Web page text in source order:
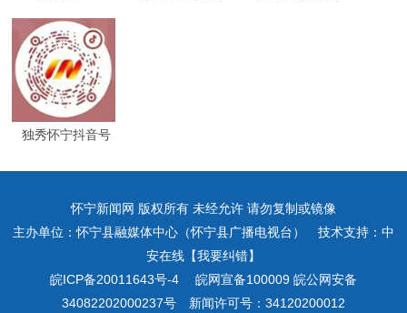
独秀怀宁抖音号
怀宁新闻网 版权所有 未经允许 请勿复制或镜像
主办单位：怀宁县融媒体中心（怀宁县广播电视台） 技术支持：中
安在线【我要纠错】
皖ICP备20011643号-4皖网宣备100009 皖公网安备
34082202000237号 新闻许可号：34120200012